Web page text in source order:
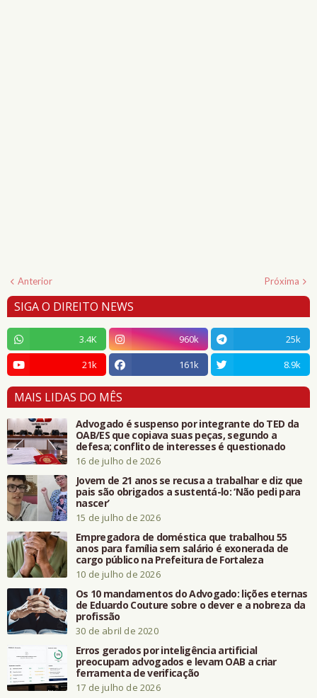
Anterior Próxima
SIGA O DIREITO NEWS
3.4K 960k
25k
21k
161k 8.9k
MAIS LIDAS DO MÊS
Advogado é suspenso por integrante do TED da
OAB/ES que copiava suas peças, segundo a
defesa; conflito de interesses é questionado
16 de julho de 2026
Jovem de 21 anos se recusa a trabalhar e diz que
pais são obrigados a sustentá-lo: ‘Não pedi para
nascer’
15 de julho de 2026
Empregadora de doméstica que trabalhou 55
anos para família sem salário é exonerada de
cargo público na Prefeitura de Fortaleza
10 de julho de 2026
Os 10 mandamentos do Advogado: lições eternas
de Eduardo Couture sobre o dever e a nobreza da
profissão
30 de abril de 2020
Erros gerados por inteligência artificial
preocupam advogados e levam OAB a criar
ferramenta de verificação
17 de julho de 2026